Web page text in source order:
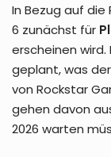
In Bezug auf
6 zunächst für
erscheinen wird.
geplant, was
von Rockstar
gehen davon
2026 warten